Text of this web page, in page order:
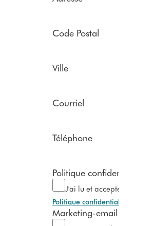
Code Postal
Ville
Courriel
Téléphone
Politique confidentialité
J'ai lu et accepte la
Politique confidentialité
Marketing-email